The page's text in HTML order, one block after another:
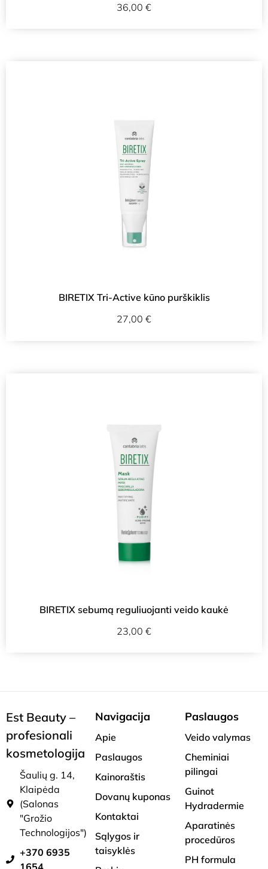
36,00 €
BIRETIX Tri-Active kūno purškiklis
27,00 €
BIRETIX sebumą reguliuojanti veido kaukė
23,00 €
Est Beauty –
profesionali
kosmetologija
Šaulių g. 14,
Klaipėda
(Salonas
"Grožio
Technologijos")
+370 6935
1654
Navigacija
Apie
Paslaugos
Kainoraštis
Dovanų kuponas
Kontaktai
Sąlygos ir
taisyklės
Paslaugos
Veido valymas
Cheminiai
pilingai
Guinot
Hydradermie
Aparatinės
procedūros
PH formula